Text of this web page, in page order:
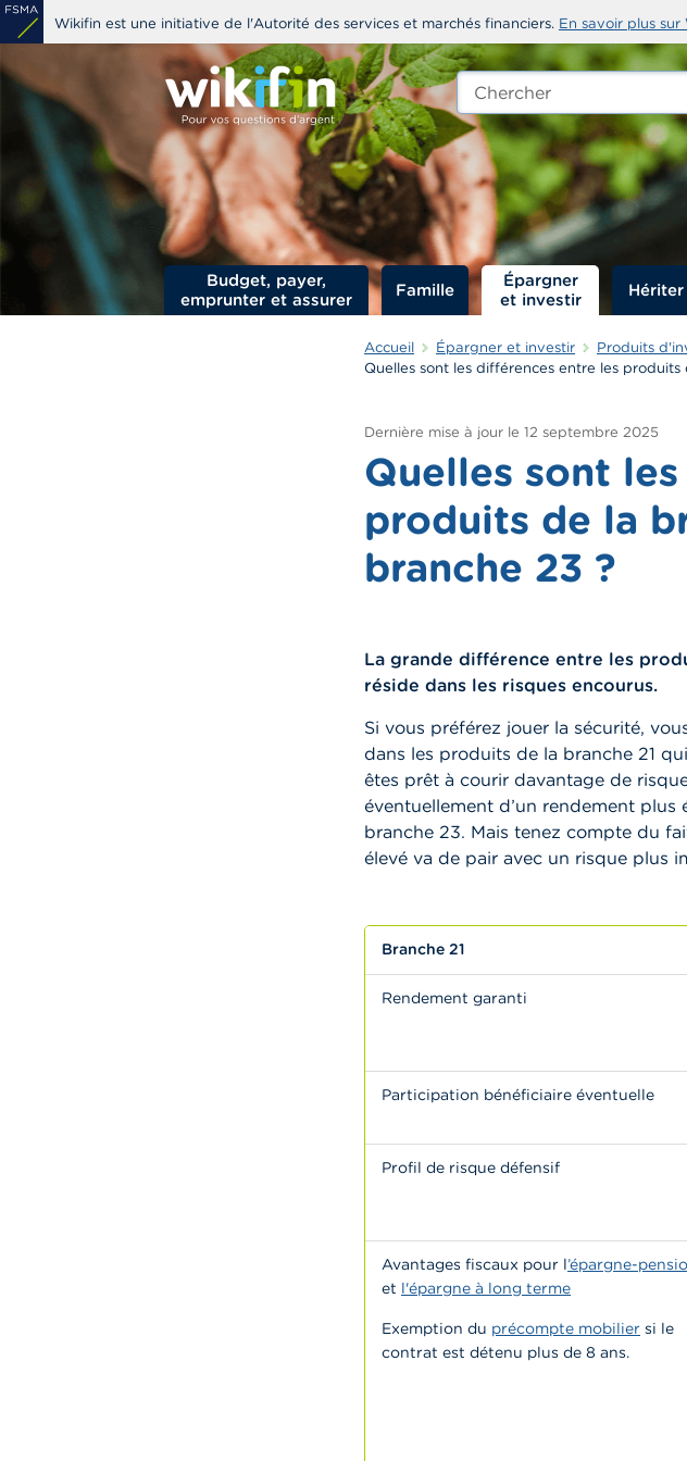
Aller
au
contenu
principal
Wikifin est une initiative de l'Autorité des services et marchés financiers. En savoir plus sur
Chercher
edit-
Budget, payer,
emprunter et assurer
Famille
Épargner
et investir
Hériter
Accueil Épargner et investir Produits
Quelles sont les différences entre les
Dernière mise à jour le 12 septembre 2025
Quelles sont
produits de la
branche 23 ?
La grande différence entre les
réside dans les risques encourus.
Si vous préférez jouer la sécurité,
dans les produits de la branche 21
êtes prêt à courir davantage de
éventuellement d’un rendement
branche 23. Mais tenez compte du
élevé va de pair avec un risque plus
Branche 21
Rendement garanti
Participation bénéficiaire éventuelle
Profil de risque défensif
Avantages fiscaux pour l’épargne-
et l'épargne à long terme
Exemption du précompte mobilier si le
contrat est détenu plus de 8 ans.